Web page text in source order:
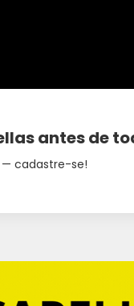
antes de
cadastre-se!